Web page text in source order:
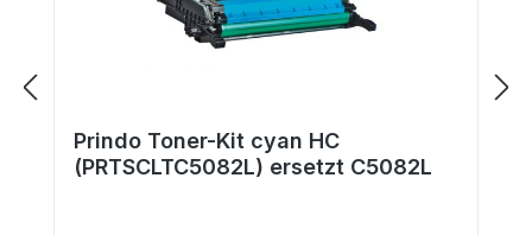
Prindo Toner-Kit cyan HC
(PRTSCLTC5082L) ersetzt C5082L